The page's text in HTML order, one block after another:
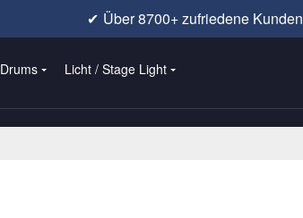
✔ Über 8700+ zufriedene Kunden
Drums
Licht / Stage Light